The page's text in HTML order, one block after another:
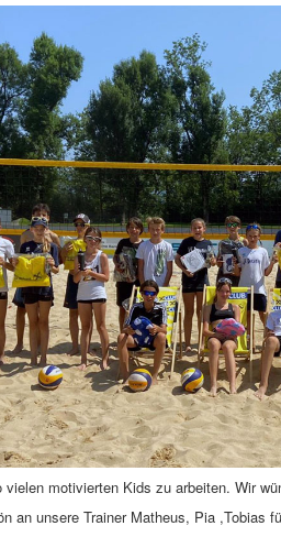
motivierten Kids zu arbeiten. Wir
an unsere Trainer Matheus, Pia ,Tobias